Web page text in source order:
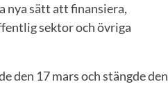
nya sätt att finansiera,
sektor och övriga
den 17 mars och stängde den